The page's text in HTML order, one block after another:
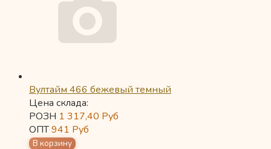
Вултайм 466 бежевый темный
Цена склада:
РОЗН 1 317,40 Руб
ОПТ941 Руб